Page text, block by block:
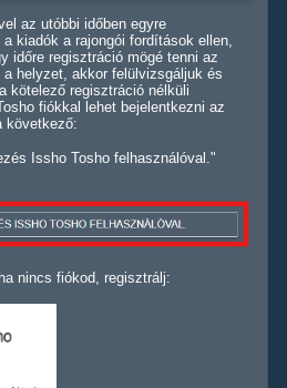
az utóbbi időben egyre
kiadók a rajongói fordítások ellen,
időre regisztráció mögé tenni az
helyzet, akkor felülvizsgáljuk és
kötelező regisztráció nélküli
fiókkal lehet bejelentkezni az
következő:
Issho Tosho felhasználóval."
nincs fiókod, regisztrálj: